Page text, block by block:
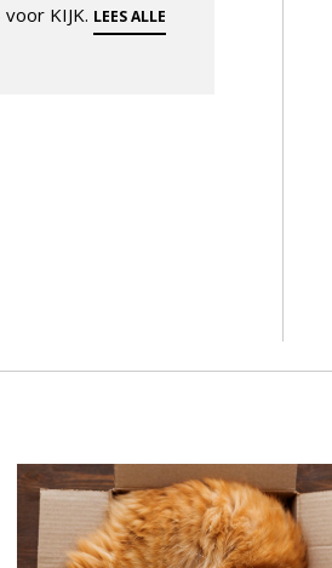
KIJK. LEES ALLE